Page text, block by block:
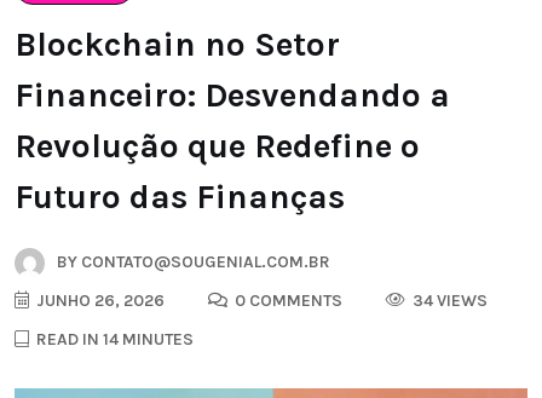
Blockchain no Setor
Financeiro: Desvendando a
Revolução que Redefine o
Futuro das Finanças
BY CONTATO@SOUGENIAL.COM.BR
JUNHO 26, 2026
0 COMMENTS
34 VIEWS
READ IN 14 MINUTES